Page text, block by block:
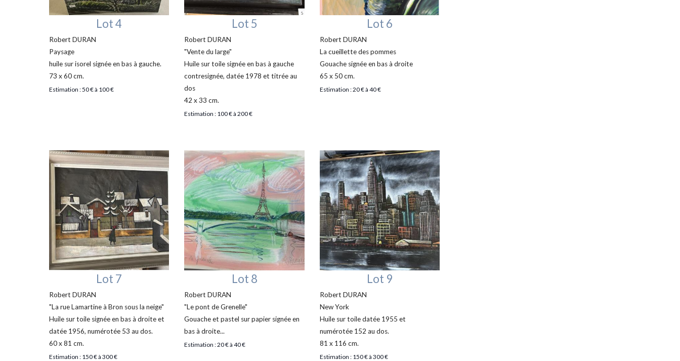
Lot 4
Robert DURAN
Paysage
huile sur isorel signée en bas à gauche.
73 x 60 cm.
Estimation : 50 € à 100 €
Lot 5
Robert DURAN
"Vente du large"
Huile sur toile signée en bas à gauche
contresignée, datée 1978 et titrée au
dos
42 x 33 cm.
Estimation : 100 € à 200 €
Lot 6
Robert DURAN
La cueillette des pommes
Gouache signée en bas à droite
65 x 50 cm.
Estimation : 20 € à 40 €
Lot 7
Robert DURAN
"La rue Lamartine à Bron sous la neige"
Huile sur toile signée en bas à droite et
datée 1956, numérotée 53 au dos.
60 x 81 cm.
Estimation : 150 € à 300 €
Lot 8
Robert DURAN
"Le pont de Grenelle"
Gouache et pastel sur papier signée en
bas à droite...
Estimation : 20 € à 40 €
Lot 9
Robert DURAN
New York
Huile sur toile datée 1955 et
numérotée 152 au dos.
81 x 116 cm.
Estimation : 150 € à 300 €